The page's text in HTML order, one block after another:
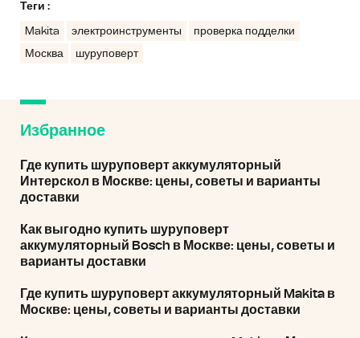
Теги :
Makita электроинструменты
проверка подделки
Москва
шуруповерт
Избранное
Где купить шуруповерт аккумуляторный
Интерскол в Москве: цены, советы и варианты
доставки
Как выгодно купить шуруповерт
аккумуляторный Bosch в Москве: цены, советы и
варианты доставки
Где купить шуруповерт аккумуляторный Makita в
Москве: цены, советы и варианты доставки